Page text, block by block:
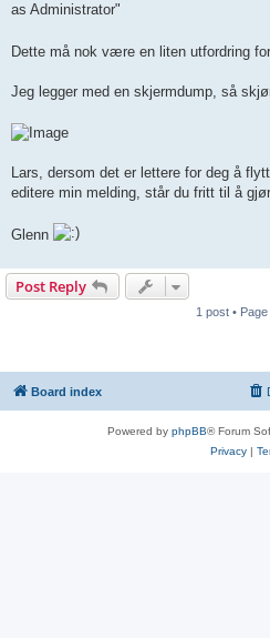
as Administrator"
Dette må nok være en liten utfordring
Jeg legger med en skjermdump, så
Lars, dersom det er lettere for deg å
editere min melding, står du fritt til å
Glenn
Post Reply
1 post • Page
Board index
Powered by phpBB® Forum
Privacy|